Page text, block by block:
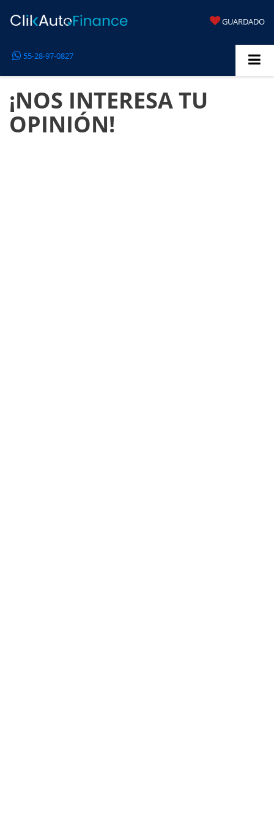
GUARDADO
55-28-97-0827
¡NOS INTERESA TU
OPINIÓN!